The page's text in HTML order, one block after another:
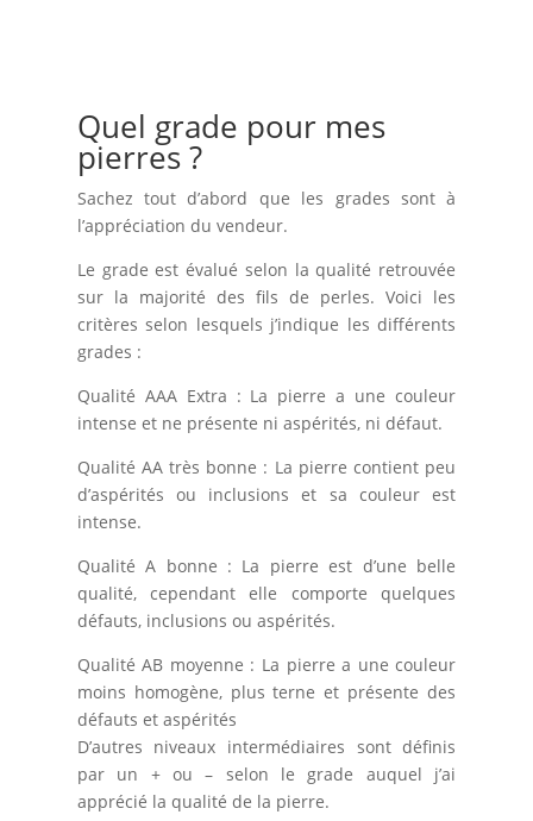
Quel grade pour mes
pierres ?
Sachez tout d’abord que les grades sont à
l’appréciation du vendeur.
Le grade est évalué selon la qualité retrouvée
sur la majorité des fils de perles. Voici les
critères selon lesquels j’indique les différents
grades :
Qualité AAA Extra : La pierre a une couleur
intense et ne présente ni aspérités, ni défaut.
Qualité AA très bonne : La pierre contient peu
d’aspérités ou inclusions et sa couleur est
intense.
Qualité A bonne : La pierre est d’une belle
qualité, cependant elle comporte quelques
défauts, inclusions ou aspérités.
Qualité AB moyenne : La pierre a une couleur
moins homogène, plus terne et présente des
défauts et aspérités
D’autres niveaux intermédiaires sont définis
par un + ou – selon le grade auquel j’ai
apprécié la qualité de la pierre.